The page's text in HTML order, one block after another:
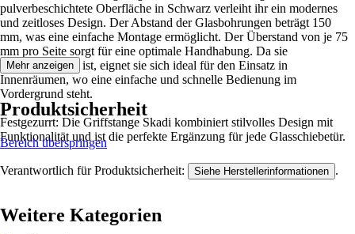
pulverbeschichtete Oberfläche in Schwarz verleiht ihr ein modernes
und zeitloses Design. Der Abstand der Glasbohrungen beträgt 150
mm, was eine einfache Montage ermöglicht. Der Überstand von je 75
mm pro Seite sorgt für eine optimale Handhabung. Da sie
unverschließbar ist, eignet sie sich ideal für den Einsatz in
Innenräumen, wo eine einfache und schnelle Bedienung im
Vordergrund steht.
Festgezurrt: Die Griffstange Skadi kombiniert stilvolles Design mit
Funktionalität und ist die perfekte Ergänzung für jede Glasschiebetür.
Mehr anzeigen
Produktsicherheit
Bereich überspringen
Verantwortlich für Produktsicherheit: Siehe Herstellerinformationen .
Weitere Kategorien